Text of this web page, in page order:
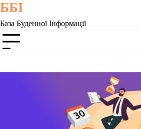
Skip
content
ББІ
База Буденної Інформації